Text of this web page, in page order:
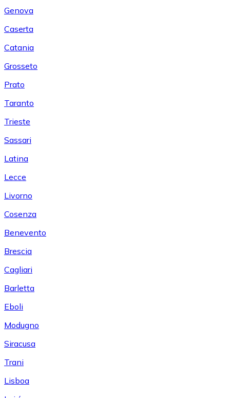
Genova
Caserta
Catania
Grosseto
Prato
Taranto
Trieste
Sassari
Latina
Lecce
Livorno
Cosenza
Benevento
Brescia
Cagliari
Barletta
Eboli
Modugno
Siracusa
Trani
Lisboa